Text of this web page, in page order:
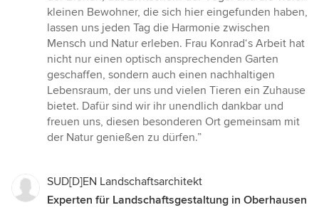
kleinen Bewohner, die sich hier eingefunden haben,
lassen uns jeden Tag die Harmonie zwischen
Mensch und Natur erleben. Frau Konrad‘s Arbeit hat
nicht nur einen optisch ansprechenden Garten
geschaffen, sondern auch einen nachhaltigen
Lebensraum, der uns und vielen Tieren ein Zuhause
bietet. Dafür sind wir ihr unendlich dankbar und
freuen uns, diesen besonderen Ort gemeinsam mit
der Natur genießen zu dürfen.”
SUD[D]EN Landschaftsarchitekt
Experten für Landschaftsgestaltung in Oberhausen